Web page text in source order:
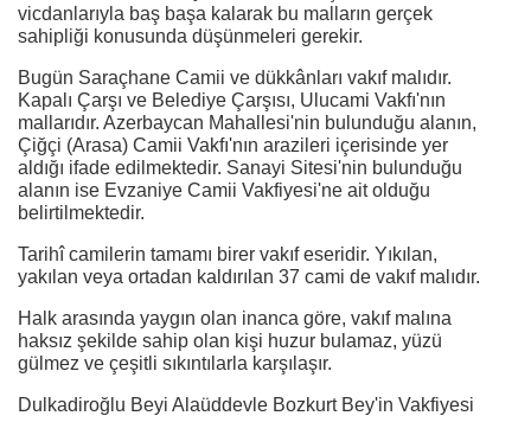
vicdanlarıyla baş başa kalarak bu malların gerçek
sahipliği konusunda düşünmeleri gerekir.
Bugün Saraçhane Camii ve dükkânları vakıf malıdır.
Kapalı Çarşı ve Belediye Çarşısı, Ulucami Vakfı'nın
mallarıdır. Azerbaycan Mahallesi'nin bulunduğu alanın,
Çiğçi (Arasa) Camii Vakfı'nın arazileri içerisinde yer
aldığı ifade edilmektedir. Sanayi Sitesi'nin bulunduğu
alanın ise Evzaniye Camii Vakfiyesi'ne ait olduğu
belirtilmektedir.
Tarihî camilerin tamamı birer vakıf eseridir. Yıkılan,
yakılan veya ortadan kaldırılan 37 cami de vakıf malıdır.
Halk arasında yaygın olan inanca göre, vakıf malına
haksız şekilde sahip olan kişi huzur bulamaz, yüzü
gülmez ve çeşitli sıkıntılarla karşılaşır.
Dulkadiroğlu Beyi Alaüddevle Bozkurt Bey'in Vakfiyesi